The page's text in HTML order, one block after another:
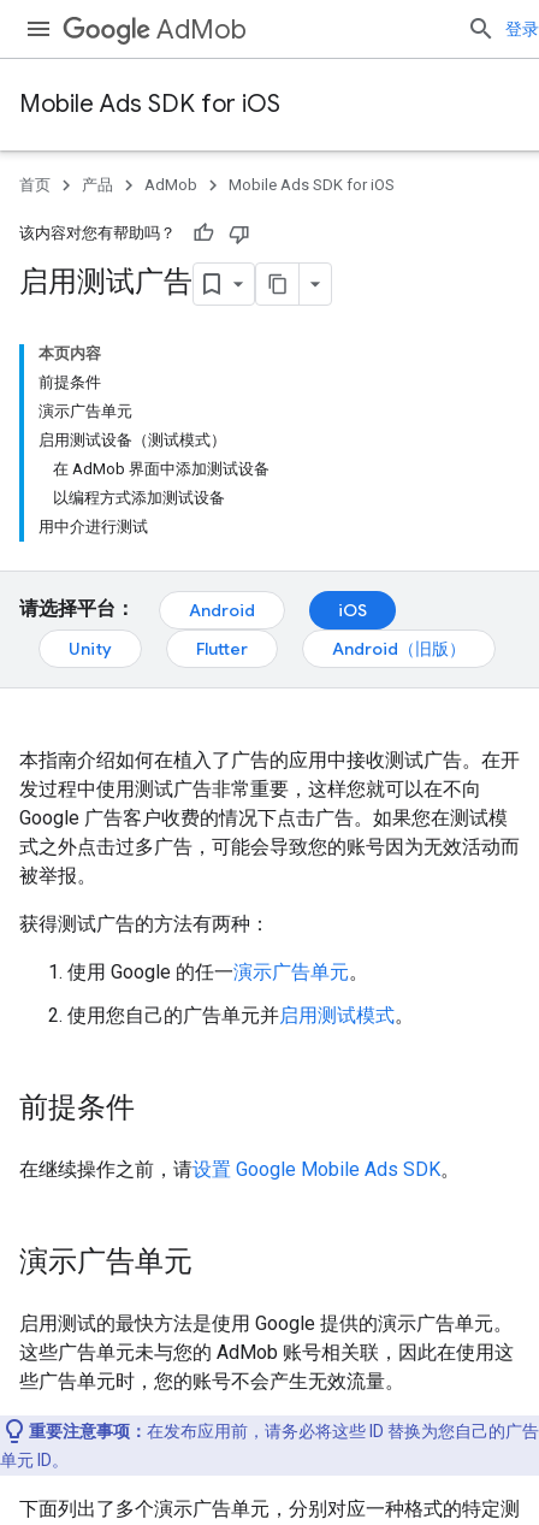
AdMob 登录
Mobile Ads SDK for iOS
首页 产品 AdMob Mobile Ads SDK for iOS
该内容对您有帮助吗？
启用测试广告
本页内容
前提条件
演示广告单元
启用测试设备（测试模式）
在 AdMob 界面中添加测试设备
以编程方式添加测试设备
用中介进行测试
请选择平台： Android
iOS
Unity
Flutter Android（旧版）
本指南介绍如何在植入了广告的应用中接收测试广告。在开
发过程中使用测试广告非常重要，这样您就可以在不向
Google 广告客户收费的情况下点击广告。如果您在测试模
式之外点击过多广告，可能会导致您的账号因为无效活动而
被举报。
获得测试广告的方法有两种：
使用 Google 的任一演示广告单元。
使用您自己的广告单元并启用测试模式。
前提条件
在继续操作之前，请设置 Google Mobile Ads SDK。
演示广告单元
启用测试的最快方法是使用 Google 提供的演示广告单元。
这些广告单元未与您的 AdMob 账号相关联，因此在使用这
些广告单元时，您的账号不会产生无效流量。
重要注意事项： 在发布应用前，请务必将这些 ID 替换为您自己的广告
单元 ID。
下面列出了多个演示广告单元，分别对应一种格式的特定测